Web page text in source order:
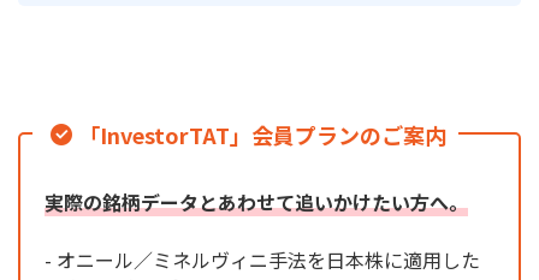
「InvestorTAT」会員プランのご案内
実際の銘柄データとあわせて追いかけたい方へ。
- オニール／ミネルヴィニ手法を日本株に適用した